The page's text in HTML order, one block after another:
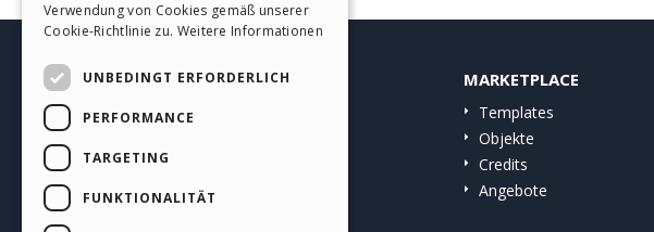
HELP CENTER
Anleitungen
Websites von Nutzern
MARKETPLACE
Templates
Objekte
Credits
Angebote
PORTUGUESE
Verwendung von Cookies gemäß unserer
Cookie-Richtlinie zu. Weitere Informationen
UNBEDINGT ERFORDERLICH
PERFORMANCE
TARGETING
FUNKTIONALITÄT